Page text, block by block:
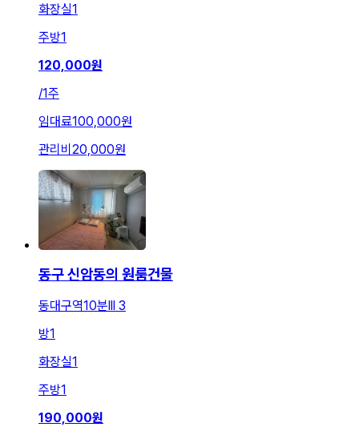
화장실1
주방1
120,000원
/1주
임대료100,000원
관리비 20,000원
동구 신암동의 원룸건물
동대구역10분lll 3
방1
화장실1
주방1
190,000원